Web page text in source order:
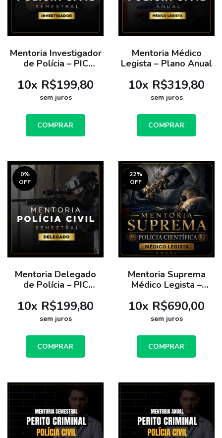
Mentoria Investigador
de Polícia – PIC
Semestral
10x R$199,80
sem juros
COMPRAR
Mentoria Médico
Legista – Plano Anual
10x R$319,80
sem juros
COMPRAR
0%
OFF
Mentoria Delegado
de Polícia – PIC
Semestral
10x R$199,80
sem juros
COMPRAR
22%
OFF
Mentoria Suprema
Médico Legista –
10x R$690,00
sem juros
COMPRAR